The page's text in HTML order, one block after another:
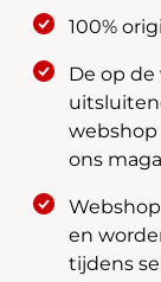
100%
De op
webshop
ons
en
tijdens